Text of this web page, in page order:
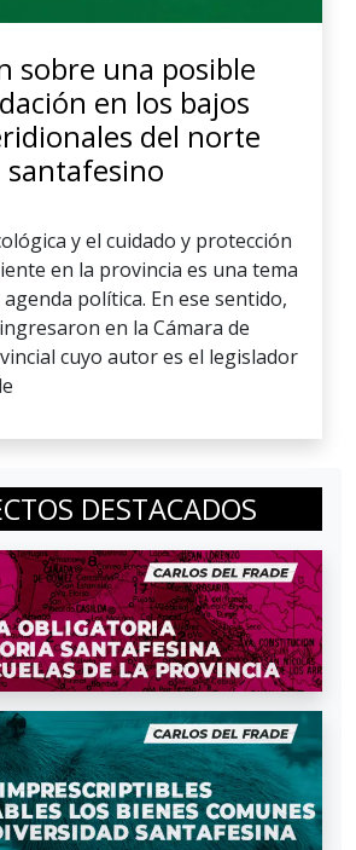
sobre una posible
en los bajos
del norte
santafesino
y el cuidado y protección
en la provincia es una tema
política. En ese sentido,
en la Cámara de
cuyo autor es el legislador
DESTACADOS